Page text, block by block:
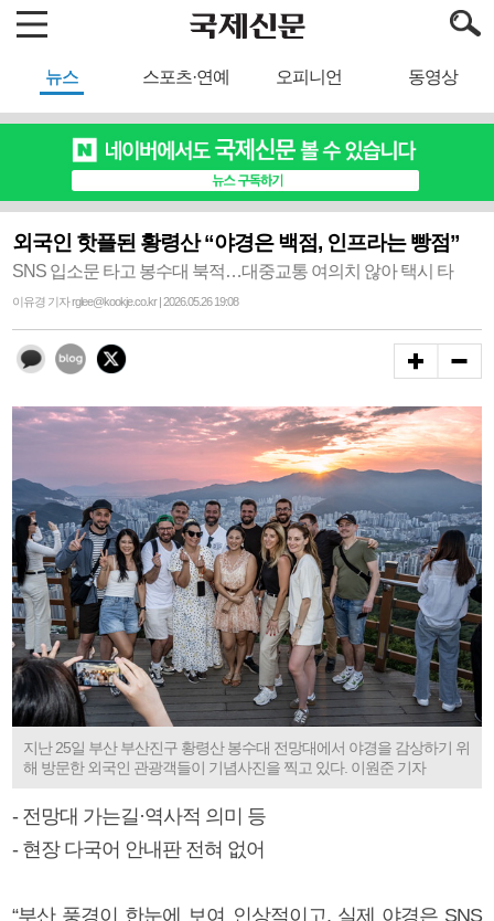
뉴스 스포츠·연예 오피니언 동영상
외국인 핫플된 황령산 “야경은 백점, 인프라는 빵점”
SNS 입소문 타고 봉수대 북적…대중교통 여의치 않아 택시 타
이유경 기자 rglee@kookje.co.kr | 2026.05.26 19:08
지난 25일 부산 부산진구 황령산 봉수대 전망대에서 야경을 감상하기 위
해 방문한 외국인 관광객들이 기념사진을 찍고 있다. 이원준 기자
- 전망대 가는길·역사적 의미 등
- 현장 다국어 안내판 전혀 없어
“부산 풍경이 한눈에 보여 인상적이고, 실제 야경은 SNS